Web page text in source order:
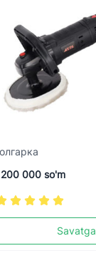
000 so'm
Savatga